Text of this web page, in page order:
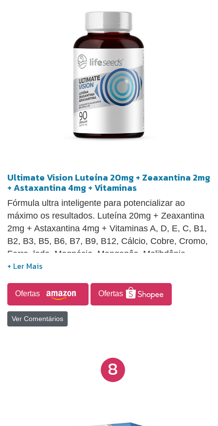
Ultimate Vision Luteína 20mg + Zeaxantina 2mg
+ Astaxantina 4mg + Vitaminas
Fórmula ultra inteligente para potencializar ao
máximo os resultados. Luteína 20mg + Zeaxantina
2mg + Astaxantina 4mg + Vitaminas A, D, E, C, B1,
B2, B3, B5, B6, B7, B9, B12, Cálcio, Cobre, Cromo,
Ferro, lodo, Magnésio, Manganês, Molibdênio,
Selênio e Zinco Luteína 20mg + Zeaxantina 2mg +
Ofertas Ofertas
Ver Comentários
8